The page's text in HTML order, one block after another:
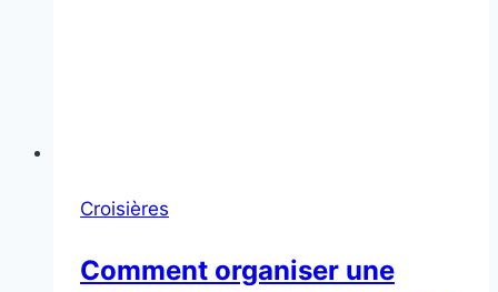
Croisières
Comment organiser une